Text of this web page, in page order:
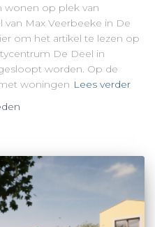
wonen op plek van
Max Veerbeeke in De
om het artikel te lezen op
De Deel in
worden. Op de
woningen Lees verder